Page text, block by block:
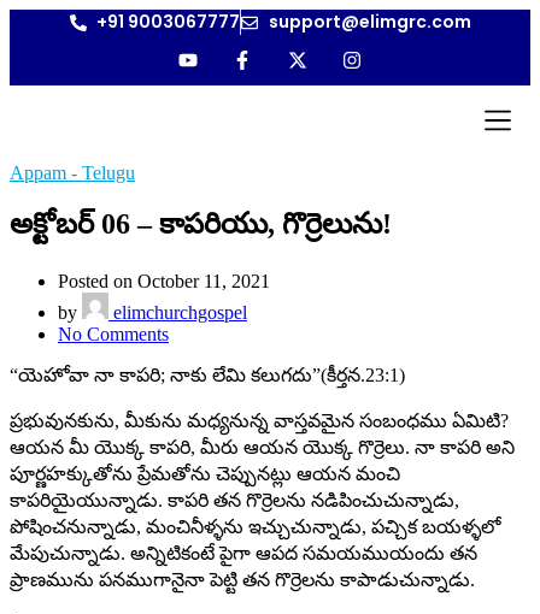
+91 9003067777 support@elimgrc.com
Appam - Telugu
అక్టోబర్ 06 – కాపరియు, గొర్రెలును!
Posted on October 11, 2021
by
elimchurchgospel
No Comments
“యెహోవా నా కాపరి; నాకు లేమి కలుగదు”(కీర్తన.23:1)
ప్రభువునకును, మీకును మధ్యనున్న వాస్తవమైన సంబంధము ఏమిటి?
ఆయన మీ యొక్క కాపరి, మీరు ఆయన యొక్క గొర్రెలు. నా కాపరి అని
పూర్ణహక్కుతోను ప్రేమతోను చెప్పునట్లు ఆయన మంచి
కాపరియైయున్నాడు. కాపరి తన గొర్రెలను నడిపించుచున్నాడు,
పోషించనున్నాడు, మంచినీళ్ళను ఇచ్చుచున్నాడు, పచ్చిక బయళ్ళలో
మేపుచున్నాడు. అన్నిటికంటే పైగా ఆపద సమయముయందు తన
ప్రాణమును పనముగానైనా పెట్టి తన గొర్రెలను కాపాడుచున్నాడు.